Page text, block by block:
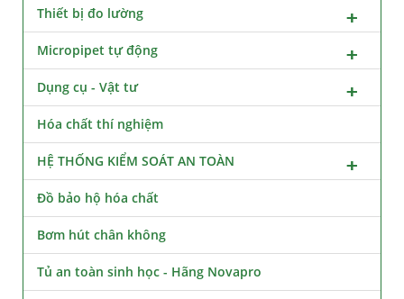
Thiết bị đo lường
Micropipet tự động
Dụng cụ - Vật tư
Hóa chất thí nghiệm
HỆ THỐNG KIỂM SOÁT AN TOÀN
Đồ bảo hộ hóa chất
Bơm hút chân không
Tủ an toàn sinh học - Hãng Novapro